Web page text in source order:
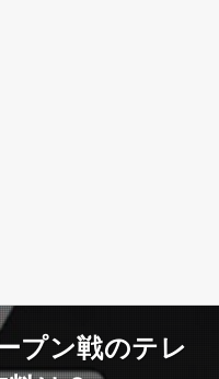
プン戦のテレ